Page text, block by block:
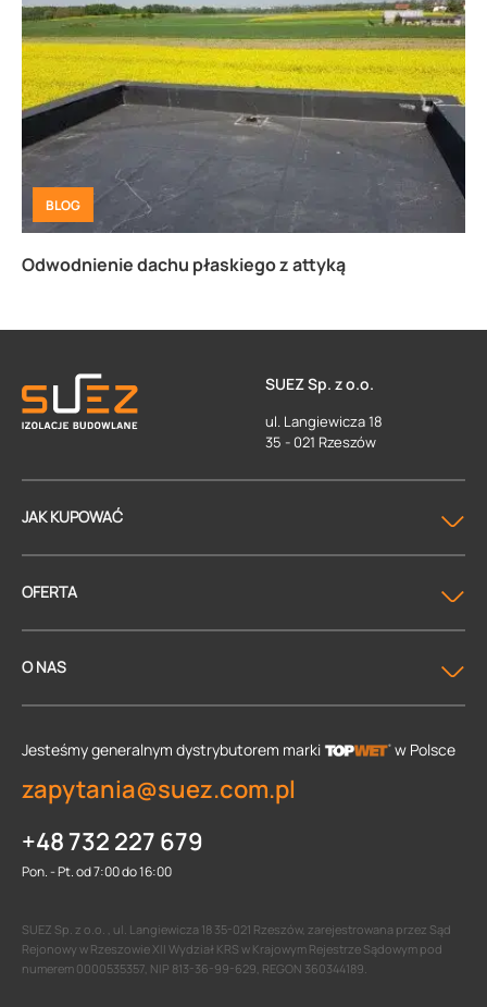
BLOG
Odwodnienie dachu płaskiego z attyką
SUEZ Sp. z o.o.
ul. Langiewicza 18
35 - 021 Rzeszów
JAK KUPOWAĆ
OFERTA
O NAS
Jesteśmy generalnym dystrybutorem marki w Polsce
zapytania@suez.com.pl
+48 732 227 679
Pon. - Pt. od 7:00 do 16:00
SUEZ Sp. z o.o. , ul. Langiewicza 18 35-021 Rzeszów, zarejestrowana przez Sąd
Rejonowy w Rzeszowie XII Wydział KRS w Krajowym Rejestrze Sądowym pod
numerem 0000535357, NIP 813-36-99-629, REGON 360344189.